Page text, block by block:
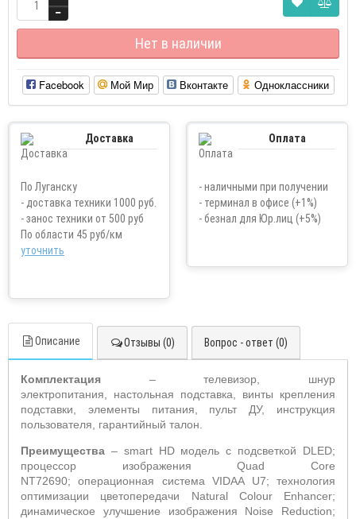
Нет в наличии
Facebook Мой Мир Вконтакте Одноклассники
Доставка
По Луганску
- доставка техники 1000 руб.
- занос техники от 500 руб
По области 45 руб/км
уточнить
Оплата
- наличными при получении
- терминал в офисе (+1%)
- безнал для Юр.лиц (+5%)
Описание Отзывы (0) Вопрос - ответ (0)
Комплектация – телевизор, шнур
электропитания, настольная подставка, винты крепления
подставки, элементы питания, пульт ДУ, инструкция
пользователя, гарантийный талон.
Преимущества – smart HDмодель с подсветкой DLED;
процессор изображенияQuad
Core
NT72690; операционная системаVIDAA U7; технология
оптимизации цветопередачи Natural Colour Enhancer;
динамическое улучшение изображения Noise Reduction;